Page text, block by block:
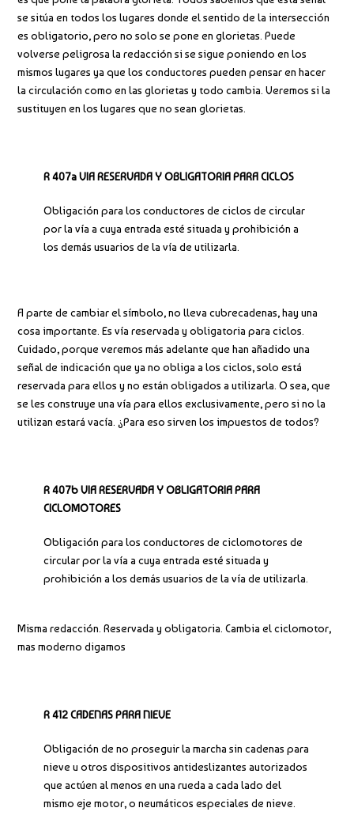
se sitúa en todos los lugares donde el sentido de la intersección
es obligatorio, pero no solo se pone en glorietas. Puede
volverse peligrosa la redacción si se sigue poniendo en los
mismos lugares ya que los conductores pueden pensar en hacer
la circulación como en las glorietas y todo cambia. Veremos si la
sustituyen en los lugares que no sean glorietas.
R 407a VIA RESERVADA Y OBLIGATORIA PARA CICLOS
Obligación para los conductores de ciclos de circular
por la vía a cuya entrada esté situada y prohibición a
los demás usuarios de la vía de utilizarla.
A parte de cambiar el símbolo, no lleva cubrecadenas, hay una
cosa importante. Es vía reservada y obligatoria para ciclos.
Cuidado, porque veremos más adelante que han añadido una
señal de indicación que ya no obliga a los ciclos, solo está
reservada para ellos y no están obligados a utilizarla. O sea, que
se les construye una vía para ellos exclusivamente, pero si no la
utilizan estará vacía. ¿Para eso sirven los impuestos de todos?
R 407b VIA RESERVADA Y OBLIGATORIA PARA
CICLOMOTORES
Obligación para los conductores de ciclomotores de
circular por la vía a cuya entrada esté situada y
prohibición a los demás usuarios de la vía de utilizarla.
Misma redacción. Reservada y obligatoria. Cambia el ciclomotor,
mas moderno digamos
R 412 CADENAS PARA NIEVE
Obligación de no proseguir la marcha sin cadenas para
nieve u otros dispositivos antideslizantes autorizados
que actúen al menos en una rueda a cada lado del
mismo eje motor, o neumáticos especiales de nieve.